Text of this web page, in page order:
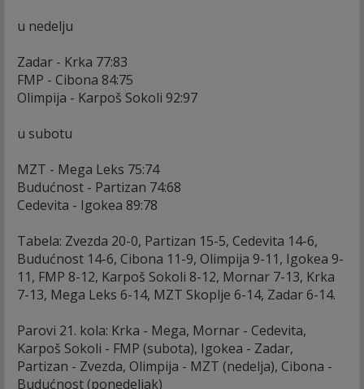
u nedelju
Zadar - Krka 77:83
FMP - Cibona 84:75
Olimpija - Karpoš Sokoli 92:97
u subotu
MZT - Mega Leks 75:74
Budućnost - Partizan 74:68
Cedevita - Igokea 89:78
Tabela: Zvezda 20-0, Partizan 15-5, Cedevita 14-6,
Budućnost 14-6, Cibona 11-9, Olimpija 9-11, Igokea 9-
11, FMP 8-12, Karpoš Sokoli 8-12, Mornar 7-13, Krka
7-13, Mega Leks 6-14, MZT Skoplje 6-14, Zadar 6-14.
Parovi 21. kola: Krka - Mega, Mornar - Cedevita,
Karpoš Sokoli - FMP (subota), Igokea - Zadar,
Partizan - Zvezda, Olimpija - MZT (nedelja), Cibona -
Budućnost (ponedeljak)